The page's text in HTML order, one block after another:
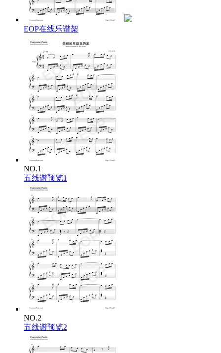
啊啊哈嗬咿
牧羊姑娘放声唱，愉快的歌声满天涯
牧羊姑娘放声唱，愉快的歌声满天涯
EOP在线乐谱架
NO.1
五线谱预览1
NO.2
五线谱预览2